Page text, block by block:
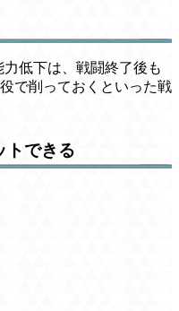
低下は、戦闘終了後も
で削っておくといった戦
トできる